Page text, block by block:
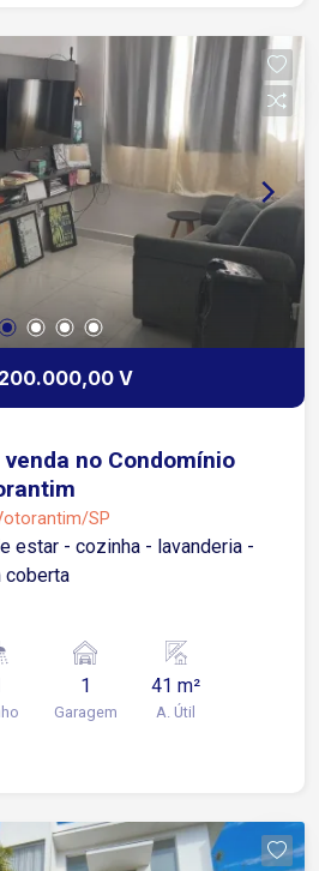
todos os ambientes
com boiler de 800 litros
revisado recentemente
com vista permanente
nos fundos e ao lado
e segurança 24 horas
Tavares Próximo ao
V
no Condomínio
SP
coberta
1
Garagem
41 m²
A. Útil